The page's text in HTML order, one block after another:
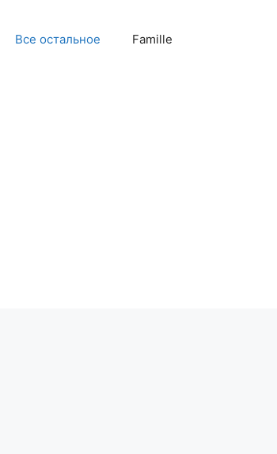
Все остальное Famille